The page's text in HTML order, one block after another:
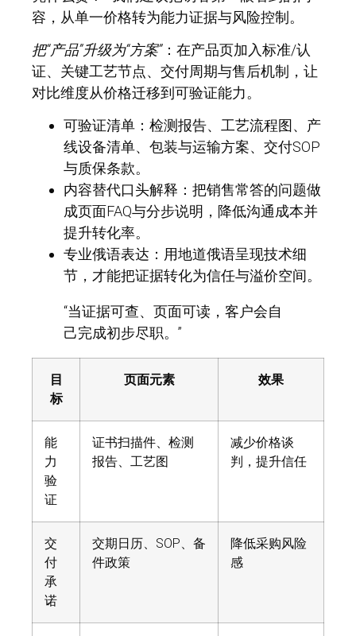
容，从单一价格转为能力证据与风险控制。
把“产品”升级为“方案”：在产品页加入标准/认
证、关键工艺节点、交付周期与售后机制，让
对比维度从价格迁移到可验证能力。
可验证清单： 检测报告、工艺流程图、产
线设备清单、包装与运输方案、交付SOP
与质保条款。
内容替代口头解释： 把销售常答的问题做
成页面FAQ与分步说明，降低沟通成本并
提升转化率。
专业俄语表达： 用地道俄语呈现技术细
节，才能把证据转化为信任与溢价空间。
“当证据可查、页面可读，客户会自
己完成初步尽职。”
目
标
页面元素 效果
能
力
验
证
证书扫描件、检测
报告、工艺图
减少价格谈
判，提升信任
交
付
承
诺
交期日历、SOP、备
件政策
降低采购风险
感